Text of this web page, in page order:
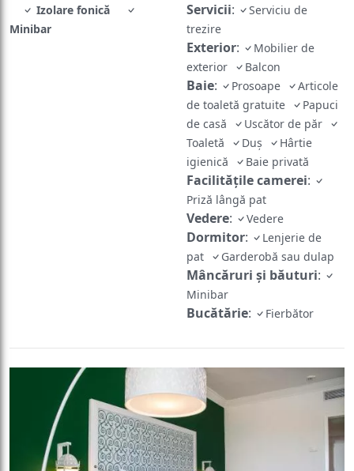
Izolare fonică
Minibar
Servicii:
Serviciu de
trezire
Exterior:
Mobilier de
exterior
Balcon
Baie: Prosoape
Articole
de toaletă gratuite
Papuci
de casă
Uscător de păr
Toaletă
Duș
Hârtie
igienică
Baie privată
Facilităţile camerei:
Priză lângă pat
Vedere: Vedere
Dormitor:
Lenjerie de
pat
Garderobă sau dulap
Mâncăruri și băuturi:
Minibar
Bucătărie: Fierbător